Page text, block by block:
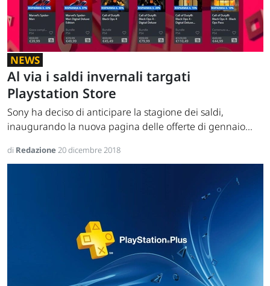
NEWS
Al via i saldi invernali targati
Playstation Store
Sony ha deciso di anticipare la stagione dei saldi,
inaugurando la nuova pagina delle offerte di gennaio...
di Redazione20 dicembre 2018